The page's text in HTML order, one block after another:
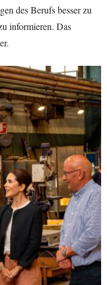
des Berufs besser zu
informieren. Das